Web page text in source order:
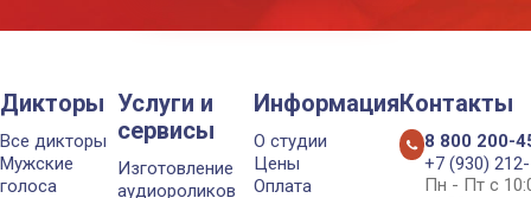
Дикторы
Все дикторы
Мужские
голоса
Услуги и
сервисы
Изготовление
аудиороликов
Информация
О студии
Цены
Оплата
Контакты
8 800 200-
+7 (930)
Пн - Пт с